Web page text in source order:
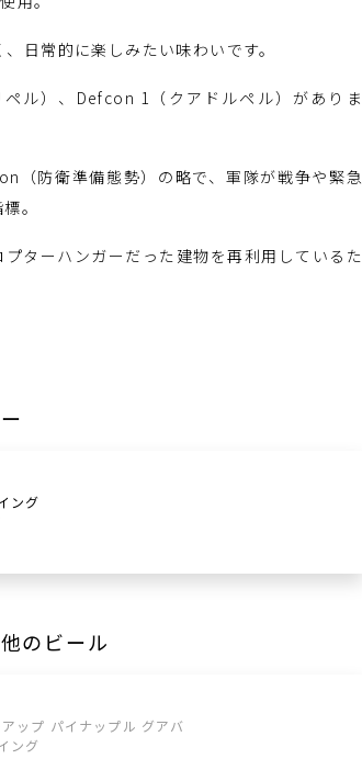
日常的に楽しみたい味わいです。
ル）、Defcon 1（クアドルペル）がありま
（防衛準備態勢）の略で、軍隊が戦争や緊急
。
ターハンガーだった建物を再利用しているた
ング
のビール
プ パイナップル グアバ
ング